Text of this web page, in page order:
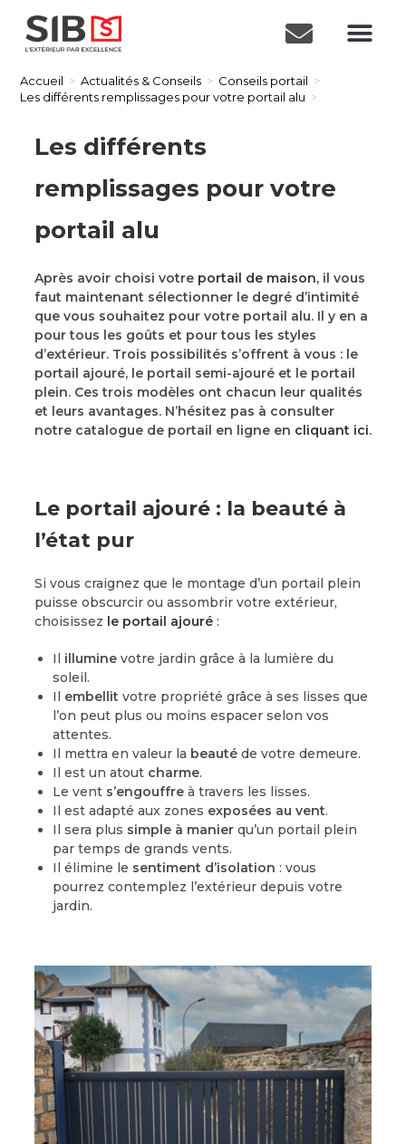
Accueil > Actualités & Conseils > Conseils portail >
Les différents remplissages pour votre portail alu >
Les différents
remplissages pour votre
portail alu
Après avoir choisi votre portail de maison, il vous
faut maintenant sélectionner le degré d’intimité
que vous souhaitez pour votre portail alu. Il y en a
pour tous les goûts et pour tous les styles
d’extérieur. Trois possibilités s’offrent à vous : le
portail ajouré, le portail semi-ajouré et le portail
plein. Ces trois modèles ont chacun leur qualités
et leurs avantages. N’hésitez pas à consulter
notre catalogue de portail en ligne en cliquant ici.
Le portail ajouré : la beauté à
l’état pur
Si vous craignez que le montage d’un portail plein
puisse obscurcir ou assombrir votre extérieur,
choisissez le portail ajouré:
Il illuminevotre jardin grâce à la lumière du
soleil.
Il embellit votre propriété grâce à ses lisses que
l’on peut plus ou moins espacer selon vos
attentes.
Il mettra en valeur la beautéde votre demeure.
Il est un atout charme.
Le vent s’engouffreà travers les lisses.
Il est adapté aux zones exposées au vent.
Il sera plus simple à manierqu’un portail plein
par temps de grands vents.
Il élimine le sentiment d’isolation : vous
pourrez contemplez l’extérieur depuis votre
jardin.